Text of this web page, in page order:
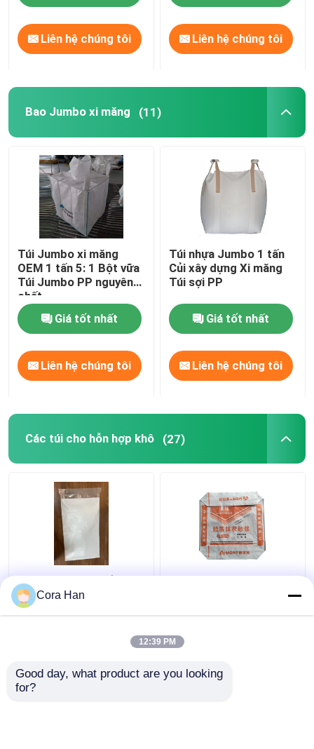
Bao bì thức ăn gia súc
Bopp Laminated Pp Woven Bag
Túi đóng gói cát
túi van PE
Túi nóng chảy thấp EVA
Liên hệ chúng tôi Liên hệ chúng tôi
Bao Jumbo xi măng (11)
Túi Jumbo xi măng
OEM 1 tấn 5: 1 Bột vữa
Túi Jumbo PP nguyên
chất
Giá tốt nhất
Liên hệ chúng tôi
Túi nhựa Jumbo 1 tấn
Củi xây dựng Xi măng
Túi sợi PP
Giá tốt nhất
Liên hệ chúng tôi
Các túi cho hỗn hợp khô (27)
Thùng đóng gói bền
cho xi măng và các sản
phẩm bột hỗn hợp khô
Công suất nặng PP
đáy
Cora Han
12:39 PM
Good day, what product are you looking
for?